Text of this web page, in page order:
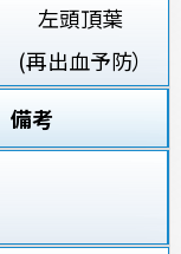
左頭頂葉
(再出血予防）
備考